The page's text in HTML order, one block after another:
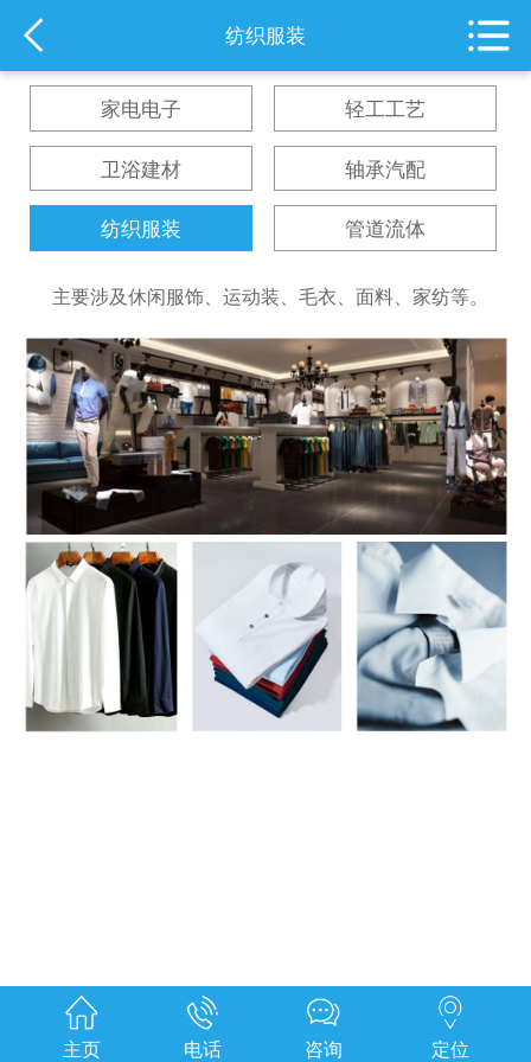
纺织服装
家电电子 轻工工艺
卫浴建材 轴承汽配
纺织服装 管道流体
主要涉及休闲服饰、运动装、毛衣、面料、家纺等。
主页 电话 咨询 定位